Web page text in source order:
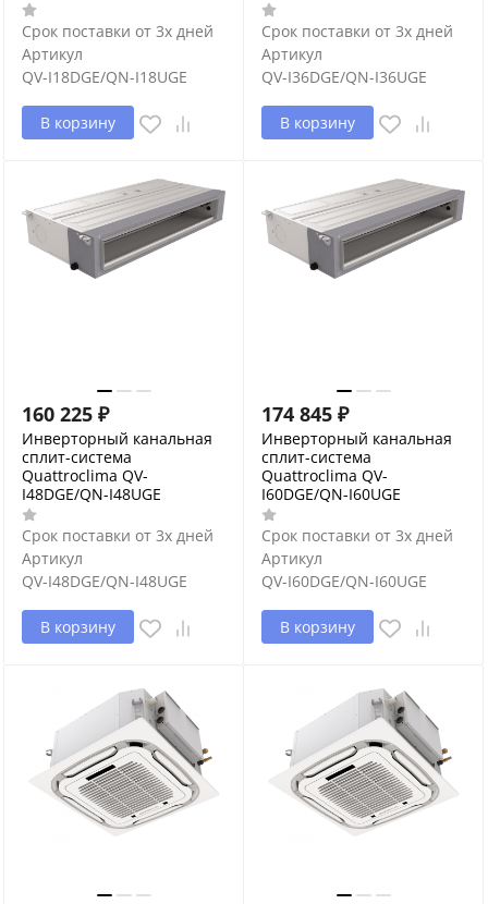
Срок поставки от 3х дней
Артикул
QV-I18DGE/QN-I18UGE
В корзину
Срок поставки от 3х дней
Артикул
QV-I36DGE/QN-I36UGE
В корзину
160 225 ₽
Инверторный канальная
сплит-система
Quattroclima QV-
I48DGE/QN-I48UGE
Срок поставки от 3х дней
Артикул
QV-I48DGE/QN-I48UGE
В корзину
174 845 ₽
Инверторный канальная
сплит-система
Quattroclima QV-
I60DGE/QN-I60UGE
Срок поставки от 3х дней
Артикул
QV-I60DGE/QN-I60UGE
В корзину